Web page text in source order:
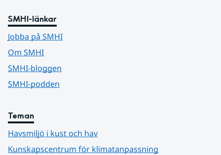
SMHI-länkar
Jobba på SMHI
Om SMHI
SMHI-bloggen
SMHI-podden
Teman
Havsmiljö i kust och hav
Kunskapscentrum för klimatanpassning